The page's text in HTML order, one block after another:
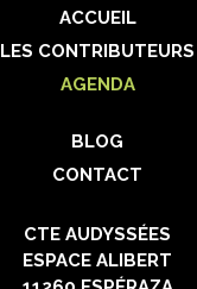
ACCUEIL
LES CONTRIBUTEURS
AGENDA
BLOG
CONTACT
CTE AUDYSSÉES
ESPACE ALIBERT